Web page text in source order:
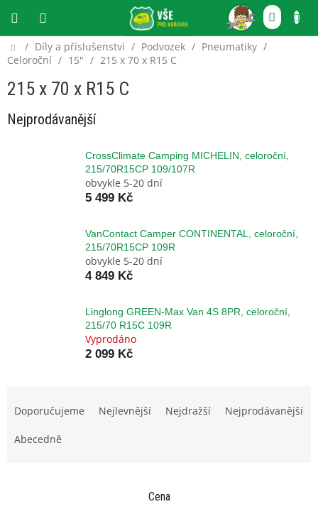
obsah
CZK
Domů
/ Díly a příslušenství / Podvozek / Pneumatiky /
Celoroční / 15" / 215 x 70 x R15 C
215 x 70 x R15 C
Nejprodávanější
CrossClimate Camping MICHELIN, celoroční,
215/70R15CP 109/107R
obvykle 5-20 dní
5 499 Kč
VanContact Camper CONTINENTAL, celoroční,
215/70R15CP 109R
obvykle 5-20 dní
4 849 Kč
Linglong GREEN-Max Van 4S 8PR, celoroční,
215/70 R15C 109R
Vyprodáno
2 099 Kč
Doporučujeme Nejlevnější Nejdražší Nejprodávanější
Abecedně
Cena